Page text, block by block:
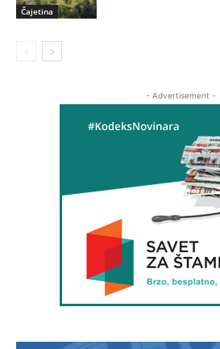
Čajetina
- Advertisement -